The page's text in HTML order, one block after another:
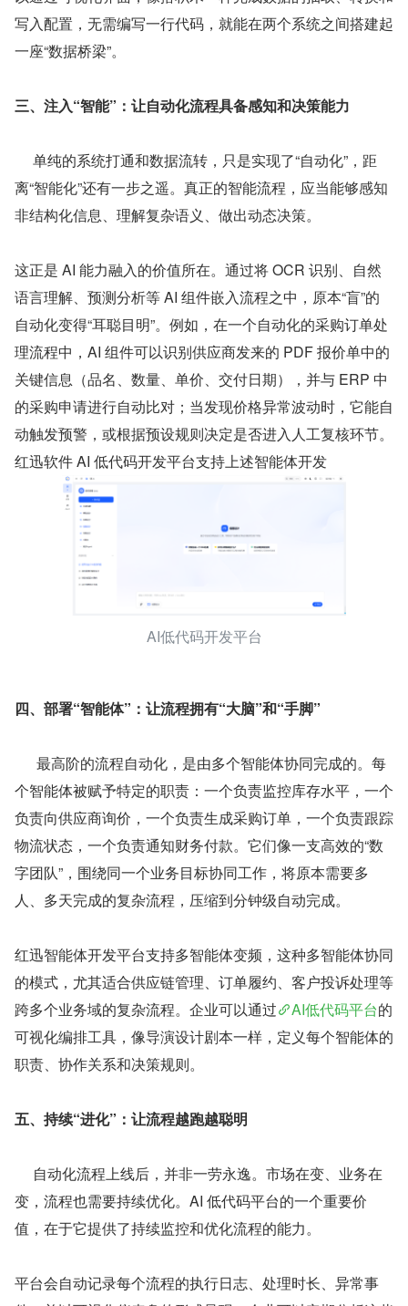
写入配置，无需编写一行代码，就能在两个系统之间搭建起
一座“数据桥梁”。
三、注入“智能”：让自动化流程具备感知和决策能力
离“智能化”还有一步之遥。真正的智能流程，应当能够感知
非结构化信息、理解复杂语义、做出动态决策。
这正是 AI 能力融入的价值所在。通过将 OCR 识别、自然
语言理解、预测分析等 AI 组件嵌入流程之中，原本“盲”的
自动化变得“耳聪目明”。例如，在一个自动化的采购订单处
理流程中，AI 组件可以识别供应商发来的 PDF 报价单中的
关键信息（品名、数量、单价、交付日期），并与 ERP 中
的采购申请进行自动比对；当发现价格异常波动时，它能自
动触发预警，或根据预设规则决定是否进入人工复核环节。
红迅软件 AI 低代码开发平台支持上述智能体开发
AI低代码开发平台
四、部署“智能体”：让流程拥有“大脑”和“手脚”
个智能体被赋予特定的职责：一个负责监控库存水平，一个
负责向供应商询价，一个负责生成采购订单，一个负责跟踪
物流状态，一个负责通知财务付款。它们像一支高效的“数
字团队”，围绕同一个业务目标协同工作，将原本需要多
人、多天完成的复杂流程，压缩到分钟级自动完成。
红迅智能体开发平台支持多智能体变频，这种多智能体协同
的模式，尤其适合供应链管理、订单履约、客户投诉处理等
跨多个业务域的复杂流程。企业可以通过
AI低代码平台的
可视化编排工具，像导演设计剧本一样，定义每个智能体的
职责、协作关系和决策规则。
五、持续“进化”：让流程越跑越聪明
变，流程也需要持续优化。AI 低代码平台的一个重要价
值，在于它提供了持续监控和优化流程的能力。
平台会自动记录每个流程的执行日志、处理时长、异常事